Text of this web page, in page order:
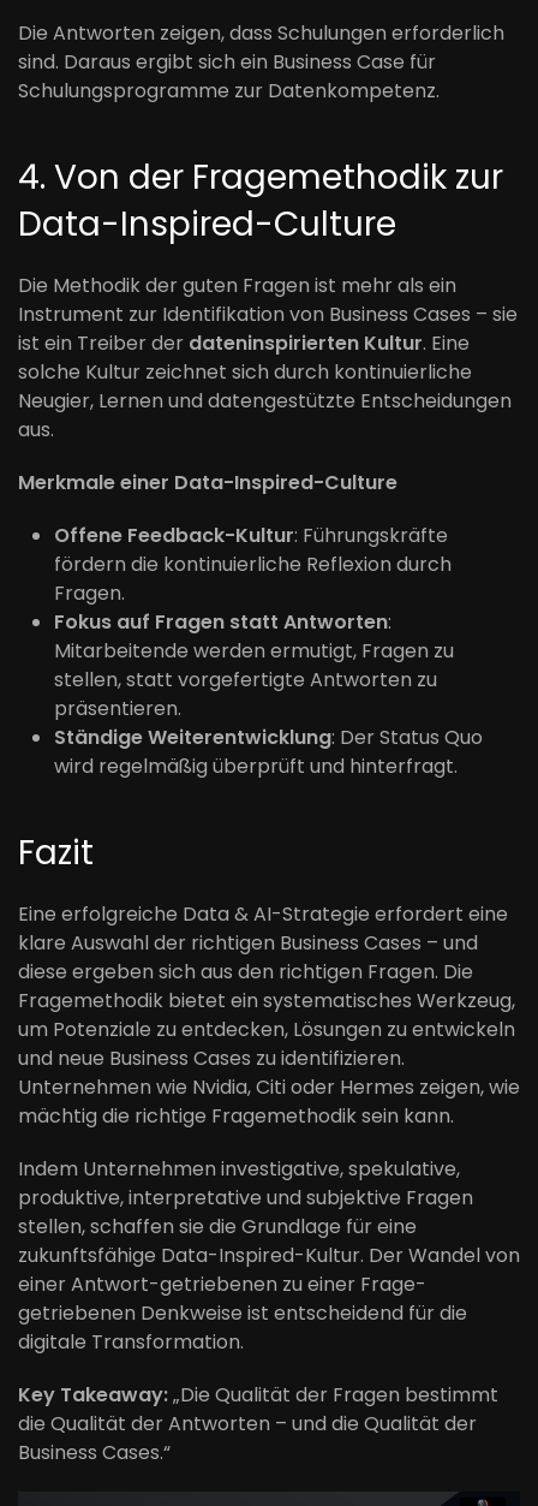
Die Antworten zeigen, dass Schulungen erforderlich
sind. Daraus ergibt sich ein Business Case für
Schulungsprogramme zur Datenkompetenz.
4. Von der Fragemethodik zur
Data-Inspired-Culture
Die Methodik der guten Fragen ist mehr als ein
Instrument zur Identifikation von Business Cases – sie
ist ein Treiber der dateninspirierten Kultur. Eine
solche Kultur zeichnet sich durch kontinuierliche
Neugier, Lernen und datengestützte Entscheidungen
aus.
Merkmale einer Data-Inspired-Culture
Offene Feedback-Kultur: Führungskräfte
fördern die kontinuierliche Reflexion durch
Fragen.
Fokus auf Fragen statt Antworten:
Mitarbeitende werden ermutigt, Fragen zu
stellen, statt vorgefertigte Antworten zu
präsentieren.
Ständige Weiterentwicklung: Der Status Quo
wird regelmäßig überprüft und hinterfragt.
Fazit
Eine erfolgreiche Data & AI-Strategie erfordert eine
klare Auswahl der richtigen Business Cases – und
diese ergeben sich aus den richtigen Fragen. Die
Fragemethodik bietet ein systematisches Werkzeug,
um Potenziale zu entdecken, Lösungen zu entwickeln
und neue Business Cases zu identifizieren.
Unternehmen wie Nvidia, Citi oder Hermes zeigen, wie
mächtig die richtige Fragemethodik sein kann.
Indem Unternehmen investigative, spekulative,
produktive, interpretative und subjektive Fragen
stellen, schaffen sie die Grundlage für eine
zukunftsfähige Data-Inspired-Kultur. Der Wandel von
einer Antwort-getriebenen zu einer Frage-
getriebenen Denkweise ist entscheidend für die
digitale Transformation.
Key Takeaway:„Die Qualität der Fragen bestimmt
die Qualität der Antworten – und die Qualität der
Business Cases.“